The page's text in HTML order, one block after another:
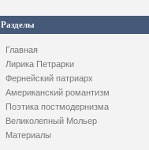
Разделы
Главная
Лирика Петрарки
Фернейский патриарх
Американский романтизм
Поэтика постмодернизма
Великолепный Мольер
Материалы